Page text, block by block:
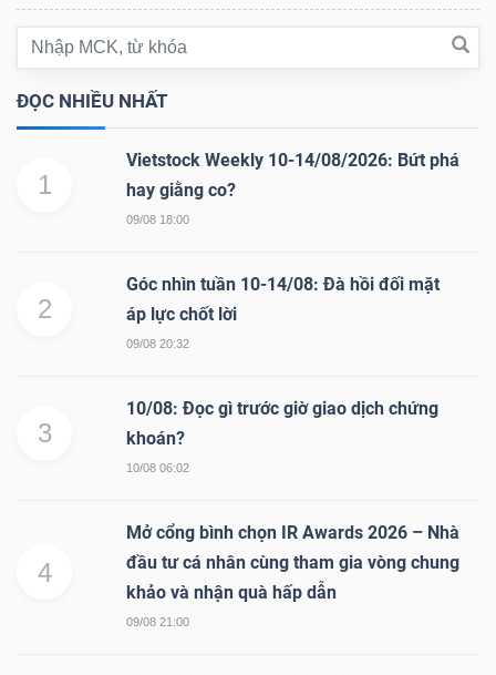
ĐỌC NHIỀU NHẤT
1
Vietstock Weekly 10-14/08/2026: Bứt phá
hay giằng co?
09/08 18:00
2
Góc nhìn tuần 10-14/08: Đà hồi đối mặt
áp lực chốt lời
09/08 20:32
3
10/08: Đọc gì trước giờ giao dịch chứng
khoán?
10/08 06:02
4
Mở cổng bình chọn IR Awards 2026 – Nhà
đầu tư cá nhân cùng tham gia vòng chung
khảo và nhận quà hấp dẫn
09/08 21:00
tạo
chính
Công